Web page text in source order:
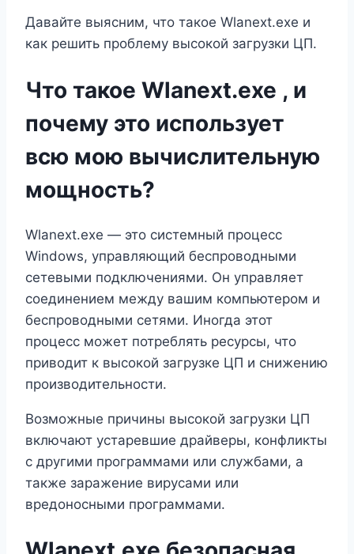
Давайте выясним, что такое Wlanext.exe и
как решить проблему высокой загрузки ЦП.
Что такое Wlanext.exe , и
почему это использует
всю мою вычислительную
мощность?
Wlanext.exe — это системный процесс
Windows, управляющий беспроводными
сетевыми подключениями. Он управляет
соединением между вашим компьютером и
беспроводными сетями. Иногда этот
процесс может потреблять ресурсы, что
приводит к высокой загрузке ЦП и снижению
производительности.
Возможные причины высокой загрузки ЦП
включают устаревшие драйверы, конфликты
с другими программами или службами, а
также заражение вирусами или
вредоносными программами.